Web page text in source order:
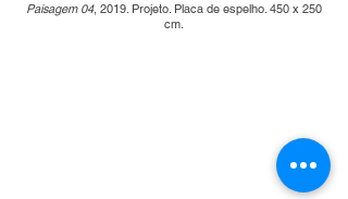
Paisagem 04, 2019. Projeto. Placa de espelho. 450 x 250
cm.